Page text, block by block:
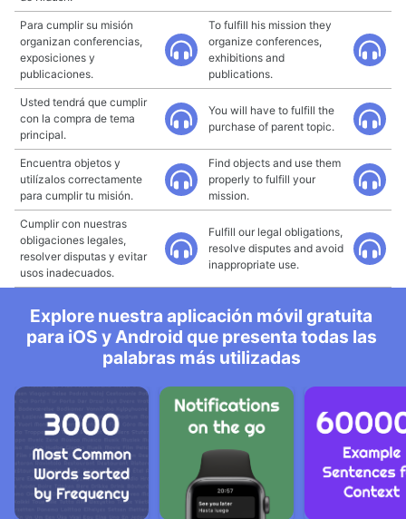
Para cumplir su misión
organizan conferencias,
exposiciones y
publicaciones.
To fulfill his mission they
organize conferences,
exhibitions and
publications.
Usted tendrá que cumplir
con la compra de tema
principal.
You will have to fulfill the
purchase of parent topic.
Encuentra objetos y
utilízalos correctamente
para cumplir tu misión.
Find objects and use them
properly to fulfill your
mission.
Cumplir con nuestras
obligaciones legales,
resolver disputas y evitar
usos inadecuados.
Fulfill our legal obligations,
resolve disputes and avoid
inappropriate use.
Explore nuestra aplicación móvil gratuita
para iOS y Android que presenta todas las
palabras más utilizadas